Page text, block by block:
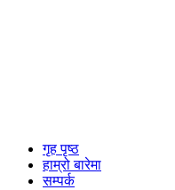
गृह पृष्ठ
हाम्रो बारेमा
सम्पर्क